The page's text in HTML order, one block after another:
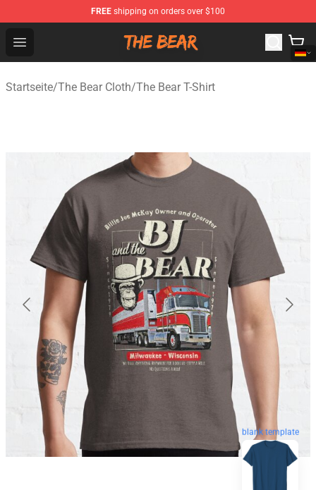
FREE shipping on orders over $100
Open menu
The Bear Shop - Official The Bear Merchandise Store
Startseite/The Bear Cloth/The Bear T-Shirt
blank template